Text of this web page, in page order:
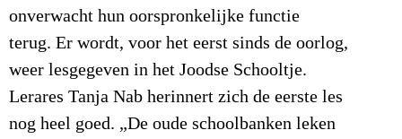
onverwacht hun oorspronkelijke functie
terug. Er wordt, voor het eerst sinds de oorlog,
weer lesgegeven in het Joodse Schooltje.
Lerares Tanja Nab herinnert zich de eerste les
nog heel goed. „De oude schoolbanken leken